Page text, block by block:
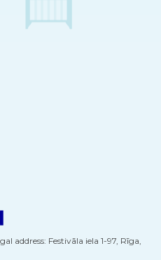
address: Festivāla iela 1-97, Rīga,